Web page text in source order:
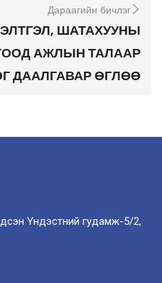
Дараагийн бичлэг
ШАТАХУУНЫ
АЖЛЫН ТАЛААР
ДААЛГАВАР ӨГЛӨӨ
Үндэстний гудамж-5/2,